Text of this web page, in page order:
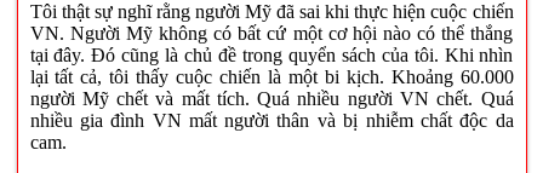
Tôi thật sự nghĩ rằng người Mỹ đã sai khi thực hiện cuộc chiến
VN. Người Mỹ không có bất cứ một cơ hội nào có thể thắng
tại đây. Đó cũng là chủ đề trong quyển sách của tôi. Khi nhìn
lại tất cả, tôi thấy cuộc chiến là một bi kịch. Khoảng 60.000
người Mỹ chết và mất tích. Quá nhiều người VN chết. Quá
nhiều gia đình VN mất người thân và bị nhiễm chất độc da
cam.